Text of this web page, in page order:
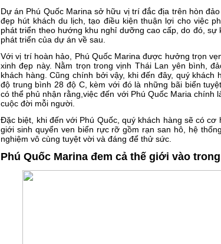
Dự án Phú Quốc Marina sở hữu vị trí đắc địa trên hòn
đẹp hút khách du lịch, tạo điều kiện thuận lợi cho việc
phát triển theo hướng khu nghỉ dưỡng cao cấp, do đó,
phát triển của dự án về sau.
Với vị trí hoàn hảo, Phú Quốc Marina được hưởng trọn
xinh đẹp này. Nằm trọn trong vịnh Thái Lan yên bình,
khách hàng. Cũng chính bởi vậy, khi đến đây, quý
độ trung bình 28 độ C, kèm với đó là những bãi biển
có thể phủ nhận rằng,việc đến với Phú Quốc Maria
cuộc đời mỗi người.
Đặc biệt, khi đến với Phú Quốc, quý khách hàng sẽ có
giới sinh quyển ven biển rực rỡ gồm rạn san hô, hệ
nghiệm vô cùng tuyệt vời và đáng để thử sức.
Phú Quốc Marina đem cả thế giới vào